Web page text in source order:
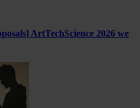
ArtTechScience 2026 we